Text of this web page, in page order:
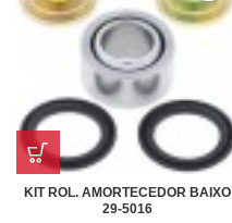
KIT ROL. AMORTECEDOR BAIXO
29-5016